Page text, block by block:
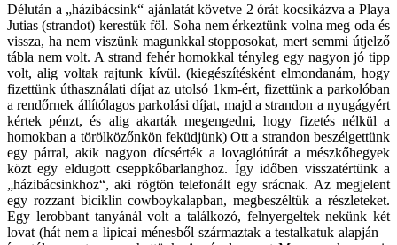
Délután a „házibácsink“ ajánlatát követve 2 órát kocsikázva a Playa
Jutias (strandot) kerestük föl. Soha nem érkeztünk volna meg oda és
vissza, ha nem viszünk magunkkal stopposokat, mert semmi útjelző
tábla nem volt. A strand fehér homokkal tényleg egy nagyon jó tipp
volt, alig voltak rajtunk kívül. (kiegészítésként elmondanám, hogy
fizettünk úthasználati díjat az utolsó 1km-ért, fizettünk a parkolóban
a rendőrnek állítólagos parkolási díjat, majd a strandon a nyugágyért
kértek pénzt, és alig akarták megengedni, hogy fizetés nélkül a
homokban a törölközőnkön feküdjünk) Ott a strandon beszélgettünk
egy párral, akik nagyon dícsérték a lovaglótúrát a mészkőhegyek
közt egy eldugott cseppkőbarlanghoz. Így időben visszatértünk a
„házibácsinkhoz“, aki rögtön telefonált egy srácnak. Az megjelent
egy rozzant biciklin cowboykalapban, megbeszéltük a részleteket.
Egy lerobbant tanyánál volt a találkozó, felnyergeltek nekünk két
lovat (hát nem a lipicai ménesből származtak a testalkatuk alapján –